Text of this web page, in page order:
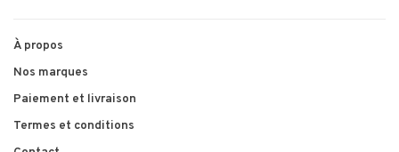
À propos
Nos marques
Paiement et livraison
Termes et conditions